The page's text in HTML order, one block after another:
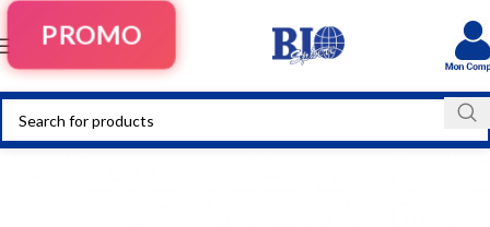
PROMO